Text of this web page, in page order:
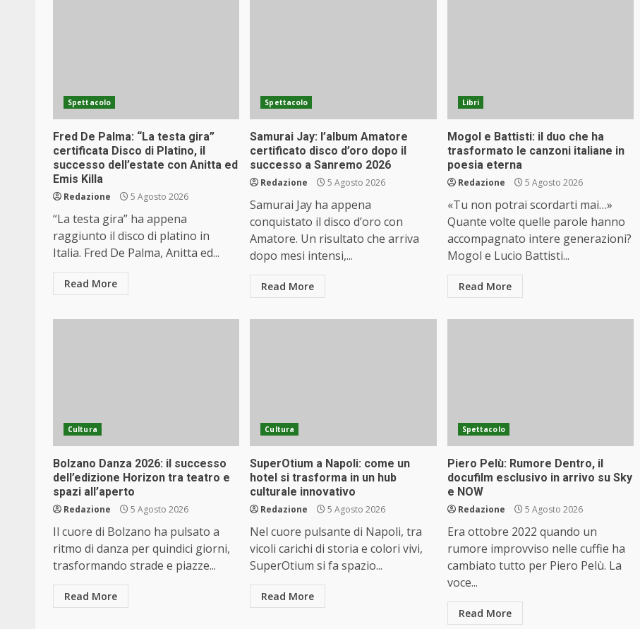
Spettacolo
Fred De Palma: “La testa gira”
certificata Disco di Platino, il
successo dell’estate con Anitta ed
Emis Killa
Redazione 5 Agosto 2026
“La testa gira” ha appena
raggiunto il disco di platino in
Italia. Fred De Palma, Anitta ed...
Read More
Spettacolo
Samurai Jay: l’album Amatore
certificato disco d’oro dopo il
successo a Sanremo 2026
Redazione 5 Agosto 2026
Samurai Jay ha appena
conquistato il disco d’oro con
Amatore. Un risultato che arriva
dopo mesi intensi,...
Read More
Libri
Mogol e Battisti: il duo che ha
trasformato le canzoni italiane in
poesia eterna
Redazione 5 Agosto 2026
«Tu non potrai scordarti mai…»
Quante volte quelle parole hanno
accompagnato intere generazioni?
Mogol e Lucio Battisti...
Read More
Cultura
Bolzano Danza 2026: il successo
dell’edizione Horizon tra teatro e
spazi all’aperto
Redazione 5 Agosto 2026
Il cuore di Bolzano ha pulsato a
ritmo di danza per quindici giorni,
trasformando strade e piazze...
Read More
Cultura
SuperOtium a Napoli: come un
hotel si trasforma in un hub
culturale innovativo
Redazione 5 Agosto 2026
Nel cuore pulsante di Napoli, tra
vicoli carichi di storia e colori vivi,
SuperOtium si fa spazio...
Read More
Spettacolo
Piero Pelù: Rumore Dentro, il
docufilm esclusivo in arrivo su Sky
e NOW
Redazione 5 Agosto 2026
Era ottobre 2022 quando un
rumore improvviso nelle cuffie ha
cambiato tutto per Piero Pelù. La
voce...
Read More